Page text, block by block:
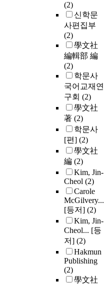
(2)
신학문
사편집부
(2)
學文社
編輯部 編
(2)
학문사
국어교재연
구회 (2)
學文社
著 (2)
학문사
[편] (2)
學文社
編 (2)
Kim, Jin-
Cheol (2)
Carole
McGilvery...
[등저] (2)
Kim, Jin-
Cheol... [등
저] (2)
Hakmun
Publishing
(2)
學文社